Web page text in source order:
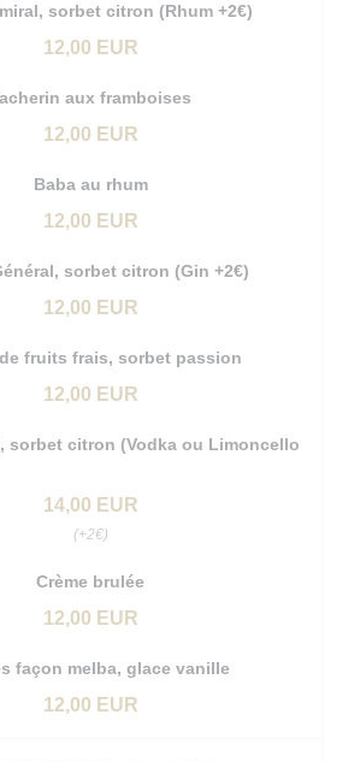
sorbet citron (Rhum +2€)
12,00 EUR
aux framboises
12,00 EUR
Baba au rhum
12,00 EUR
sorbet citron (Gin +2€)
12,00 EUR
fruits frais, sorbet passion
12,00 EUR
sorbet citron (Vodka ou Limoncello
14,00 EUR
(+2€)
Crème brulée
12,00 EUR
façon melba, glace vanille
12,00 EUR